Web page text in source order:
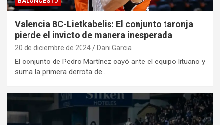
Valencia BC-Lietkabelis: El conjunto taronja
pierde el invicto de manera inesperada
20 de diciembre de 2024 Dani Garcia
El conjunto de Pedro Martínez cayó ante el equipo lituano y
suma la primera derrota de…